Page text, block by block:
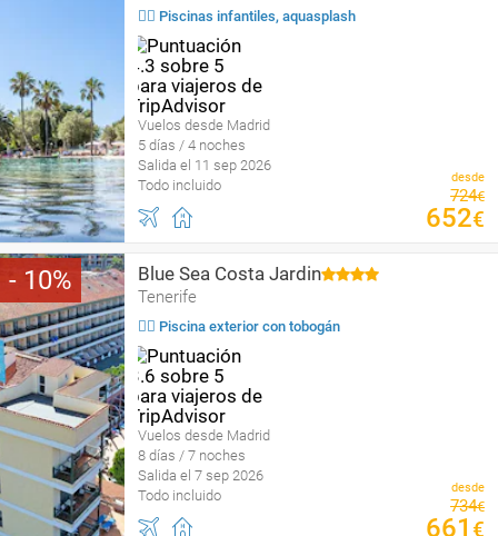
🏄‍♀️ Piscinas infantiles, aquasplash
Vuelos desde Madrid
5 días / 4 noches
Salida el 11 sep 2026
Todo incluido
desde
724€
652€
10 Blue Sea Costa Jardin
Tenerife
🏄‍♀️ Piscina exterior con tobogán
Vuelos desde Madrid
8 días / 7 noches
Salida el 7 sep 2026
Todo incluido
desde
734€
661 €